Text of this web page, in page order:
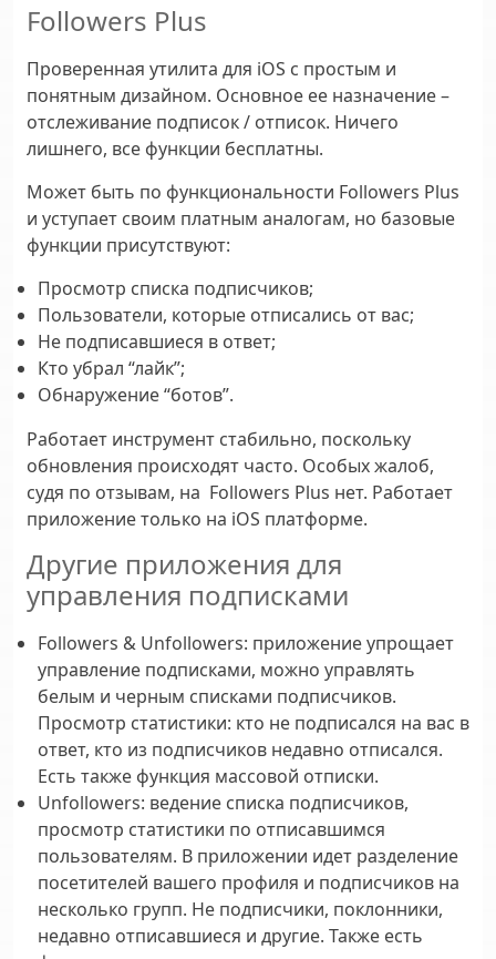
Followers Plus
Проверенная утилита для iOS с простым и
понятным дизайном. Основное ее назначение –
отслеживание подписок / отписок. Ничего
лишнего, все функции бесплатны.
Может быть по функциональности Followers Plus
и уступает своим платным аналогам, но базовые
функции присутствуют:
Просмотр списка подписчиков;
Пользователи, которые отписались от вас;
Не подписавшиеся в ответ;
Кто убрал “лайк”;
Обнаружение “ботов”.
Работает инструмент стабильно, поскольку
обновления происходят часто. Особых жалоб,
судя по отзывам, на Followers Plus нет. Работает
приложение только на iOS платформе.
Другие приложения для
управления подписками
Followers & Unfollowers: приложение упрощает
управление подписками, можно управлять
белым и черным списками подписчиков.
Просмотр статистики: кто не подписался на вас в
ответ, кто из подписчиков недавно отписался.
Есть также функция массовой отписки.
Unfollowers: ведение списка подписчиков,
просмотр статистики по отписавшимся
пользователям. В приложении идет разделение
посетителей вашего профиля и подписчиков на
несколько групп. Не подписчики, поклонники,
недавно отписавшиеся и другие. Также есть